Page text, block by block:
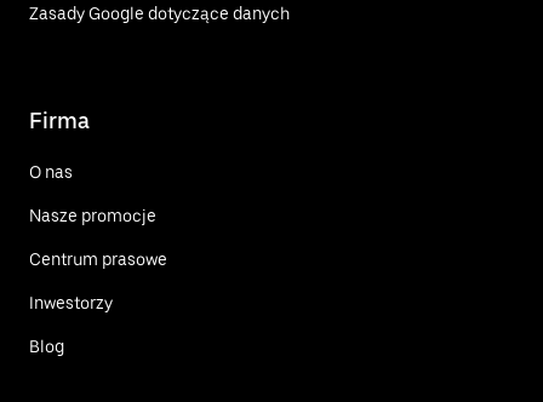
Zasady Google dotyczące danych
Firma
O nas
Nasze promocje
Centrum prasowe
Inwestorzy
Blog